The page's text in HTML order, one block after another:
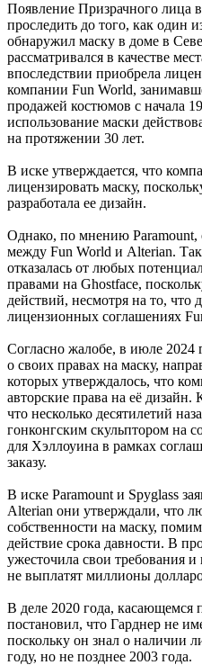
Появление Призрачного
проследить до того, как один
обнаружил маску в доме в
рассматривался в качестве
впоследствии приобрела
компании Fun World,
продажей костюмов с начала
использование маски
на протяжении 30 лет.
В иске утверждается, что
лицензировать маску,
разработала ее дизайн.
Однако, по мнению Paramount,
между Fun World и Alterian.
отказалась от любых
правами на Ghostface,
действий, несмотря на то, что
лицензионных соглашениях
Согласно жалобе, в июле 2024
о своих правах на маску,
которых утверждалось, что
авторские права на её
что несколько десятилетий
гонконгским скульптором на
для Хэллоуина в рамках
заказу.
В иске Paramount и Spyglass
Alterian они утверждали, что
собственности на маску,
действие срока давности. В
ужесточила свои требования и
не выплатят миллионы
В деле 2020 года, касающемся
постановил, что Гарднер не
поскольку он знал о наличии
году, но не позднее 2003 года.